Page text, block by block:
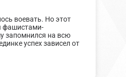
воевать. Но этот
фашистами-
запомнился на всю
успех зависел от